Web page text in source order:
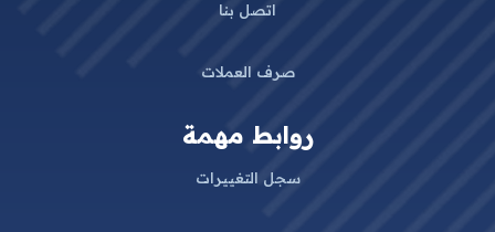
اتصل بنا
صرف العملات
روابط مهمة
سجل التغييرات